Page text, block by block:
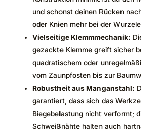
und schonst deinen Rücken
oder Knien mehr bei der
Vielseitige Klemmmechanik:
gezackte Klemme greift sicher
quadratischem oder
vom Zaunpfosten bis zur
Robustheit aus Manganstahl:
garantiert, dass sich das
Biegebelastung nicht verformt;
Schweißnähte halten auch